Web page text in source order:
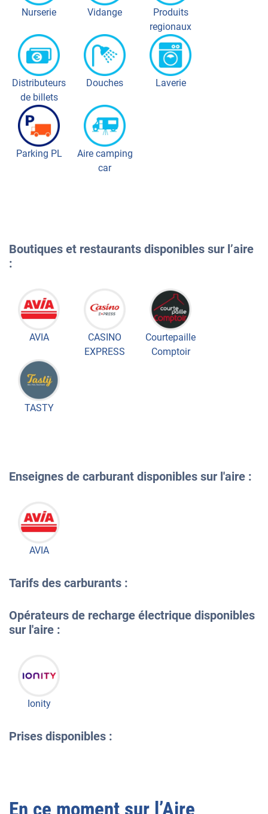
Nurserie Vidange
Produits
regionaux
Distributeurs
de billets
Douches Laverie
Parking PL
Aire camping
car
Boutiques et restaurants disponibles sur l’aire
:
AVIA
CASINO
EXPRESS
Courtepaille
Comptoir
TASTY
Enseignes de carburant disponibles sur l'aire :
AVIA
Tarifs des carburants :
Opérateurs de recharge électrique disponibles
sur l'aire :
Ionity
Prises disponibles :
En ce moment sur l’Aire